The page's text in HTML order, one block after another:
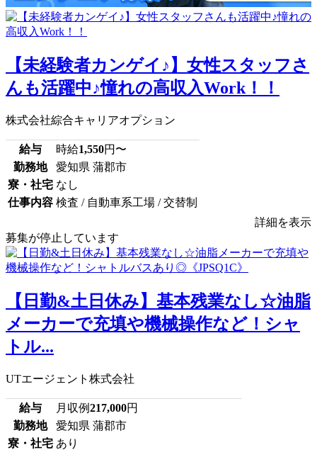
【未経験者カンゲイ♪】女性スタッフさ
んも活躍中♪憧れの高収入Work！！
株式会社綜合キャリアオプション
給与 時給1,550円〜
勤務地
愛知県 蒲郡市
寮・社宅 なし
仕事内容 検査 / 自動車系工場 / 交替制
詳細を表示
募集が停止しています
【日勤&土日休み】基本残業なし☆油脂
メーカーで充填や機械操作など！シャ
トル...
UTエージェント株式会社
給与 月収例217,000円
勤務地
愛知県 蒲郡市
寮・社宅 あり